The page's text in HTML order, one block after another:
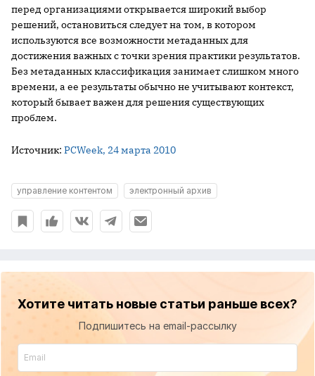
перед организациями открывается широкий выбор
решений, остановиться следует на том, в котором
используются все возможности метаданных для
достижения важных с точки зрения практики результатов.
Без метаданных классификация занимает слишком много
времени, а ее результаты обычно не учитывают контекст,
который бывает важен для решения существующих
проблем.
Источник: PCWeek, 24 марта 2010
управление контентом электронный архив
Хотите читать новые статьи раньше всех?
Подпишитесь на email-рассылку